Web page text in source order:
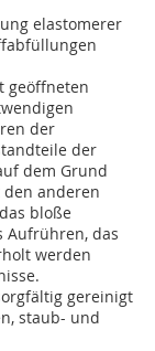
elastomerer
geöffneten
der
der
dem Grund
anderen
bloße
Aufrühren, das
werden
gereinigt
staub- und